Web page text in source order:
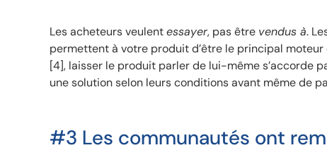
Les acheteurs veulentessayer, pas être vendus à.
permettent à votre produit d’être le principal moteur
[4], laisser le produit parler de lui-même s’accorde
une solution selon leurs conditions avant même de
#3 Les communautés ont